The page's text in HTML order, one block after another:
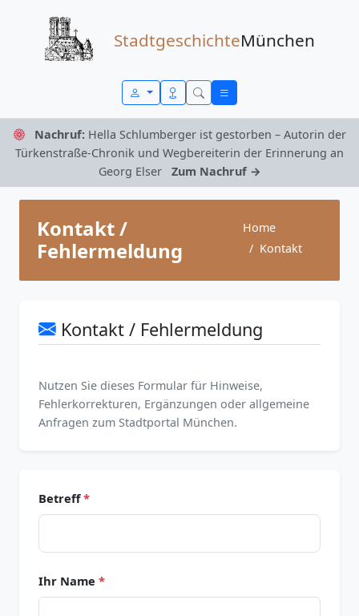
StadtgeschichteMünchen
Nachruf: Hella Schlumberger ist gestorben – Autorin der
Türkenstraße-Chronik und Wegbereiterin der Erinnerung an
Georg Elser
Zum Nachruf →
Kontakt /
Fehlermeldung
Home
Kontakt
Kontakt / Fehlermeldung
Nutzen Sie dieses Formular für Hinweise,
Fehlerkorrekturen, Ergänzungen oder allgemeine
Anfragen zum Stadtportal München.
Betreff*
Ihr Name *